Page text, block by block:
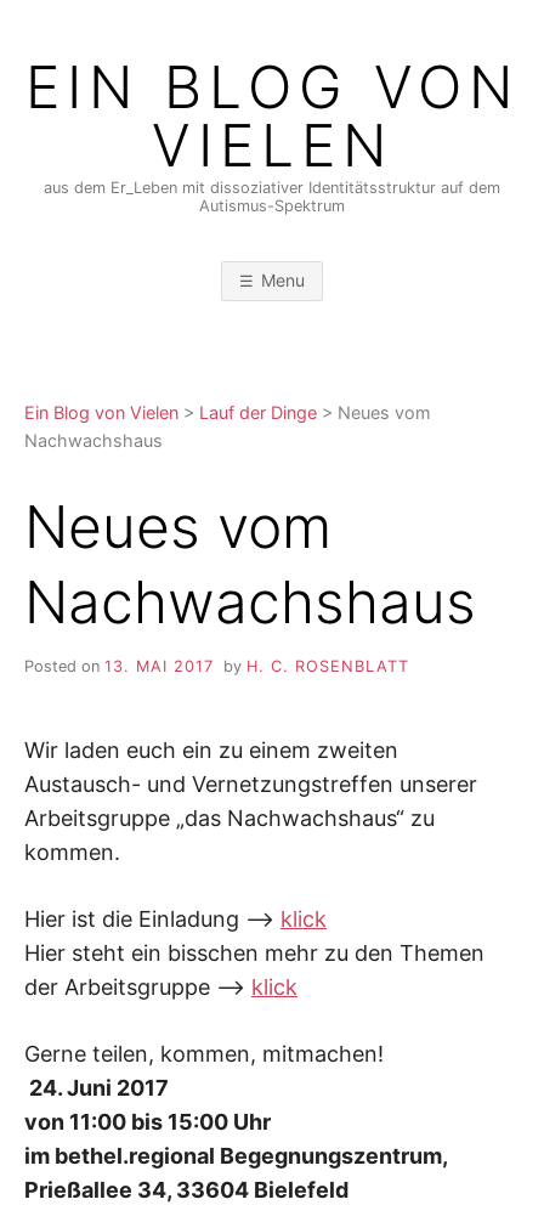
contentEIN BLOG VON
VIELEN
aus dem Er_Leben mit dissoziativer Identitätsstruktur auf dem
Autismus-Spektrum
Menu
Ein Blog von Vielen > Lauf der Dinge > Neues vom
Nachwachshaus
Neues vom
Nachwachshaus
Posted on 13. MAI 2017 by H. C. ROSENBLATT
Wir laden euch ein zu einem zweiten
Austausch- und Vernetzungstreffen unserer
Arbeitsgruppe „das Nachwachshaus“ zu
kommen.
Hier ist die Einladung –> klick
Hier steht ein bisschen mehr zu den Themen
der Arbeitsgruppe –> klick
Gerne teilen, kommen, mitmachen!
24. Juni 2017
von 11:00 bis 15:00 Uhr
im bethel.regional Begegnungszentrum,
Prießallee 34, 33604 Bielefeld